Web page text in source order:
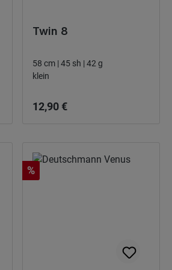
Twin 8
58 cm | 45 sh | 42 g
klein
12,90 €
Desconto
%